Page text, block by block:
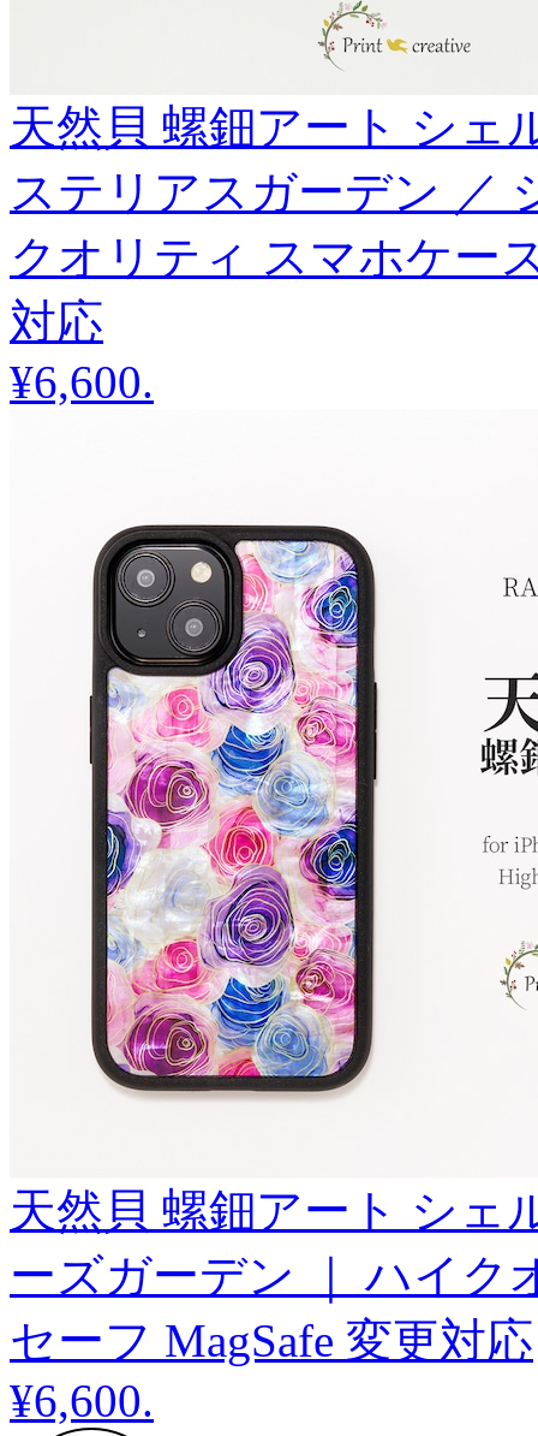
天然貝 螺鈿アート シェ
ステリアスガーデン ／
クオリティ スマホケー
対応
¥6,600.
天然貝 螺鈿アート シェ
ーズガーデン ｜ ハイク
セーフ MagSafe 変更対応
¥6,600.